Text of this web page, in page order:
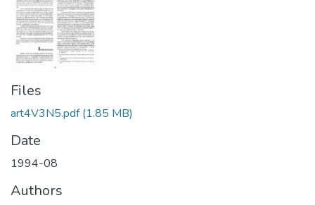
Files
art4V3N5.pdf(1.85 MB)
Date
1994-08
Authors